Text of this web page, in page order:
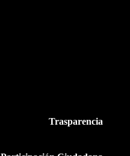
Trasparencia